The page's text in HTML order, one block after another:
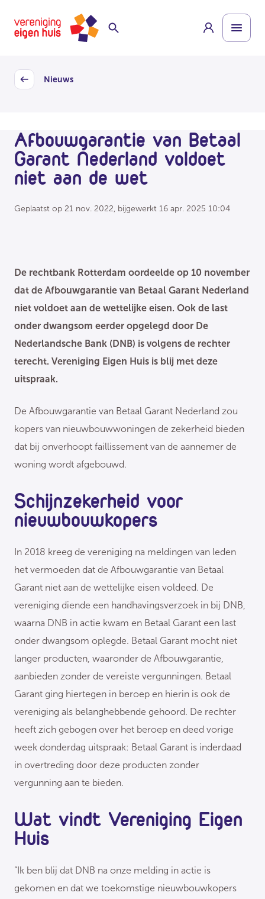
naar
hoofdinhoud
Homepage
Back
Nieuws
Afbouwgarantie van Betaal
Garant Nederland voldoet
niet aan de wet
Geplaatst op 21 nov. 2022, bijgewerkt 16 apr. 2025 10:04
De rechtbank Rotterdam oordeelde op 10 november
dat de Afbouwgarantie van Betaal Garant Nederland
niet voldoet aan de wettelijke eisen. Ook de last
onder dwangsom eerder opgelegd door De
Nederlandsche Bank (DNB) is volgens de rechter
terecht. Vereniging Eigen Huis is blij met deze
uitspraak.
De Afbouwgarantie van Betaal Garant Nederland zou
kopers van nieuwbouwwoningen de zekerheid bieden
dat bij onverhoopt faillissement van de aannemer de
woning wordt afgebouwd.
Schijnzekerheid voor
nieuwbouwkopers
In 2018 kreeg de vereniging na meldingen van leden
het vermoeden dat de Afbouwgarantie van Betaal
Garant niet aan de wettelijke eisen voldeed. De
vereniging diende een handhavingsverzoek in bij DNB,
waarna DNB in actie kwam en Betaal Garant een last
onder dwangsom oplegde. Betaal Garant mocht niet
langer producten, waaronder de Afbouwgarantie,
aanbieden zonder de vereiste vergunningen. Betaal
Garant ging hiertegen in beroep en hierin is ook de
vereniging als belanghebbende gehoord. De rechter
heeft zich gebogen over het beroep en deed vorige
week donderdag uitspraak: Betaal Garant is inderdaad
in overtreding door deze producten zonder
vergunning aan te bieden.
Wat vindt Vereniging Eigen
Huis
“Ik ben blij dat DNB na onze melding in actie is
gekomen en dat we toekomstige nieuwbouwkopers